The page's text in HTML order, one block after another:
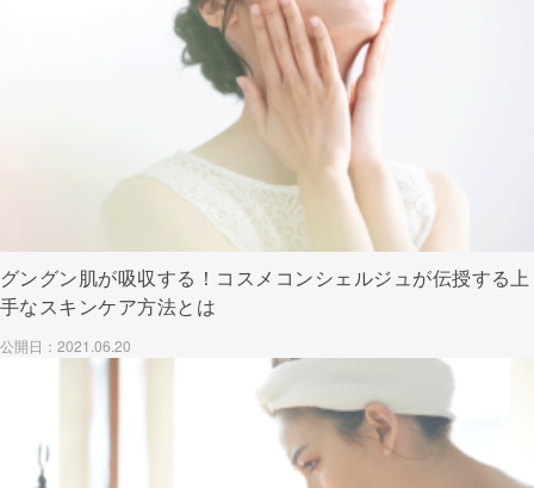
グングン肌が吸収する！コスメコンシェルジュが伝授する上
手なスキンケア方法とは
公開日：2021.06.20